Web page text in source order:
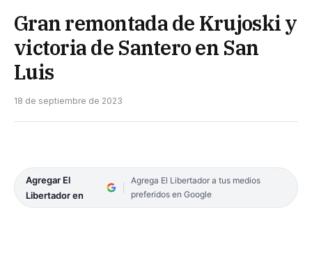
Gran remontada de Krujoski y
victoria de Santero en San
Luis
18 de septiembre de 2023
Agregar El
Libertador en
Agrega El Libertador a tus medios
preferidos en Google